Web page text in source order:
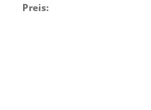
Preis: